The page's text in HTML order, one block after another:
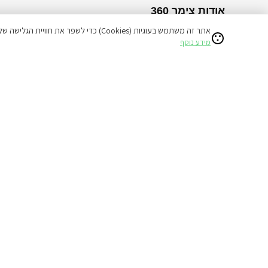
אודות צימר 360
צימרים לפי אזור
אתר זה משתמש בעוגיות (Cookies) כדי לשפר את חוויית הגלישה שלכם ולהציע תוכן מותאם אישי.
מידע נוסף